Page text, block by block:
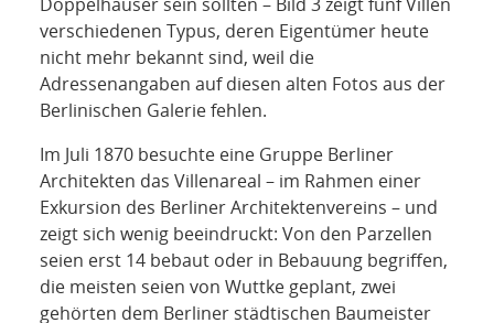
verschiedenen Typus, deren Eigentümer heute
nicht mehr bekannt sind, weil die
Adressenangaben auf diesen alten Fotos aus der
Berlinischen Galerie fehlen.
Im Juli 1870 besuchte eine Gruppe Berliner
Architekten das Villenareal – im Rahmen einer
Exkursion des Berliner Architektenvereins – und
zeigt sich wenig beeindruckt: Von den Parzellen
seien erst 14 bebaut oder in Bebauung begriffen,
die meisten seien von Wuttke geplant, zwei
gehörten dem Berliner städtischen Baumeister